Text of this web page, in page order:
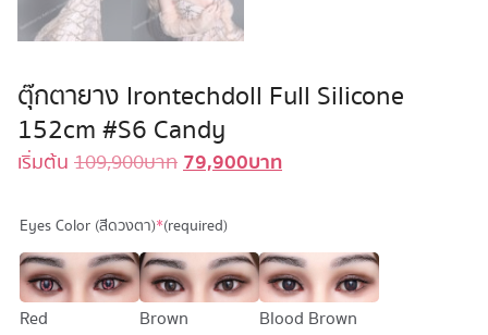
ตุ๊กตายาง Irontechdoll Full Silicone
152cm #S6 Candy
เริ่มต้น 109,900บาท Original
was:
109,900 บาท.
79,900บาทCurrent
79,900 บาท.
Eyes Color (สีดวงตา)*(required)
Red Brown Blood Brown